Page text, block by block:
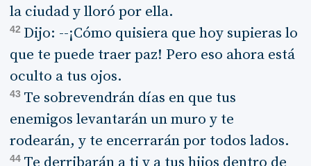
la ciudad y lloró por ella.
42 Dijo: --¡Cómo quisiera que hoy supieras lo
que te puede traer paz! Pero eso ahora está
oculto a tus ojos.
43 Te sobrevendrán días en que tus
enemigos levantarán un muro y te
rodearán, y te encerrarán por todos lados.
44